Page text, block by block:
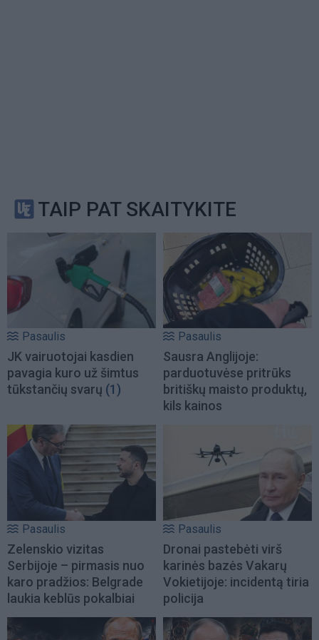
TAIP PAT SKAITYKITE
Pasaulis
JK vairuotojai kasdien
pavagia kuro už šimtus
tūkstančių svarų (1)
Pasaulis
Sausra Anglijoje:
parduotuvėse pritrūks
britiškų maisto produktų,
kils kainos
Pasaulis
Zelenskio vizitas
Serbijoje – pirmasis nuo
karo pradžios: Belgrade
laukia keblūs pokalbiai
Pasaulis
Dronai pastebėti virš
karinės bazės Vakarų
Vokietijoje: incidentą tiria
policija